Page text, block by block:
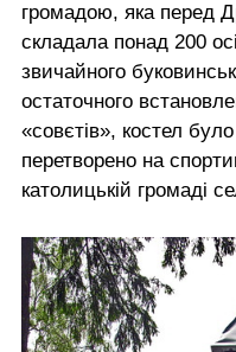
громадою, яка перед
складала понад 200
звичайного
остаточного
«совєтів», костел
перетворено на
католицькій громаді